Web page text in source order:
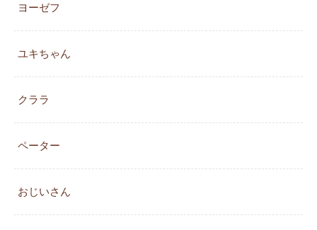
ヨーゼフ
ユキちゃん
クララ
ペーター
おじいさん